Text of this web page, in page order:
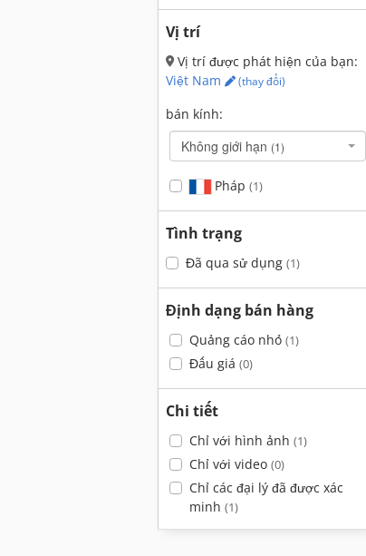
Vị trí
Vị trí được phát hiện của bạn:
Việt Nam
(thay đổi)
bán kính:
Không giới hạn (1)
Pháp (1)
Tình trạng
Đã qua sử dụng (1)
Định dạng bán hàng
Quảng cáo nhỏ (1)
Đấu giá (0)
Chi tiết
Chỉ với hình ảnh (1)
Chỉ với video (0)
Chỉ các đại lý đã được xác
minh (1)